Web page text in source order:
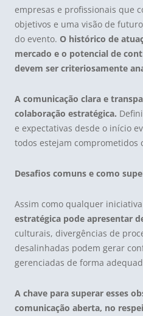
empresas e profissionais que
objetivos e uma visão de
do evento. O histórico de
mercado e o potencial de
devem ser criteriosamente
A comunicação clara e
colaboração estratégica.
e expectativas desde o início
todos estejam comprometidos
Desafios comuns e como
Assim como qualquer
estratégica pode apresentar
culturais, divergências de
desalinhadas podem gerar
gerenciadas de forma
A chave para superar esses
comunicação aberta, no